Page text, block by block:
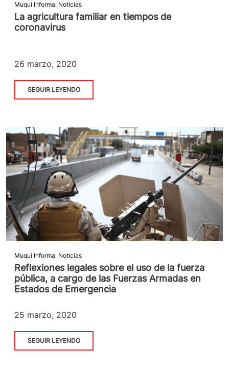
Muqui Informa, Noticias
La agricultura familiar en tiempos de
coronavirus
26 marzo, 2020
SEGUIR LEYENDO
Muqui Informa, Noticias
Reflexiones legales sobre el uso de la fuerza
pública, a cargo de las Fuerzas Armadas en
Estados de Emergencia
25 marzo, 2020
SEGUIR LEYENDO